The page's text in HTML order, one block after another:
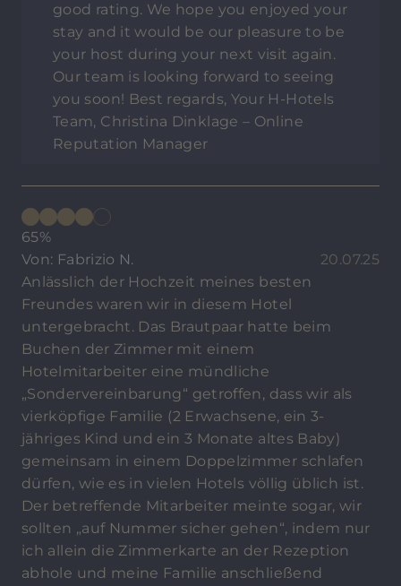
good rating. We hope you enjoyed your
stay and it would be our pleasure to be
your host during your next visit again.
Our team is looking forward to seeing
you soon! Best regards, Your H-Hotels
Team, Christina Dinklage – Online
Reputation Manager
65%
Von: Fabrizio N.
20.07.25
Anlässlich der Hochzeit meines besten
Freundes waren wir in diesem Hotel
untergebracht. Das Brautpaar hatte beim
Buchen der Zimmer mit einem
Hotelmitarbeiter eine mündliche
„Sondervereinbarung“ getroffen, dass wir als
vierköpfige Familie (2 Erwachsene, ein 3-
jähriges Kind und ein 3 Monate altes Baby)
gemeinsam in einem Doppelzimmer schlafen
dürfen, wie es in vielen Hotels völlig üblich ist.
Der betreffende Mitarbeiter meinte sogar, wir
sollten „auf Nummer sicher gehen“, indem nur
ich allein die Zimmerkarte an der Rezeption
abhole und meine Familie anschließend